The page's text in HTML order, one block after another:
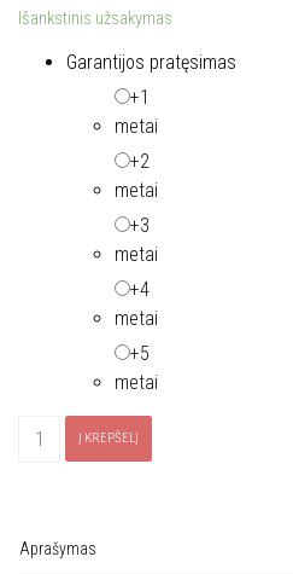
Išankstinis užsakymas
Garantijos pratęsimas
+1
metai
+2
metai
+3
metai
+4
metai
+5
metai
produkto
SPOT
Į KREPŠELĮ
Aprašymas